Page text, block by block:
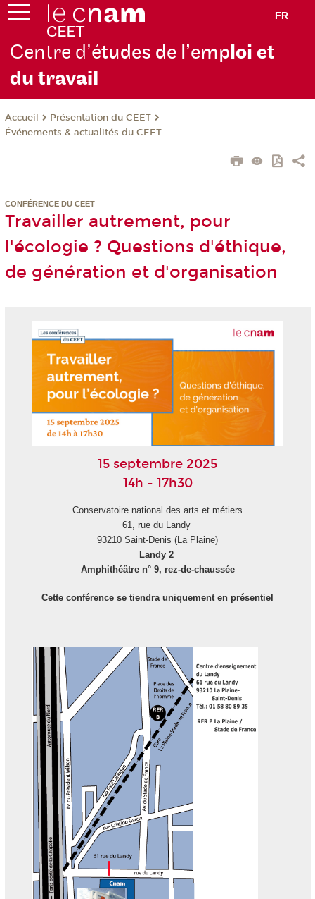
FR
Centre d’études de l’emploi et
du travail
Accueil
Présentation du CEET
Événements & actualités du CEET
CONFÉRENCE DU CEET
Travailler autrement, pour
l'écologie ? Questions d'éthique,
de génération et d'organisation
15 septembre 2025
14h - 17h30
Conservatoire national des arts et métiers
61, rue du Landy
93210 Saint-Denis (La Plaine)
Landy 2
Amphithéâtre n° 9, rez-de-chaussée
Cette conférence se tiendra uniquement en présentiel